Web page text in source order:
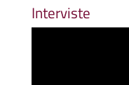
Interviste